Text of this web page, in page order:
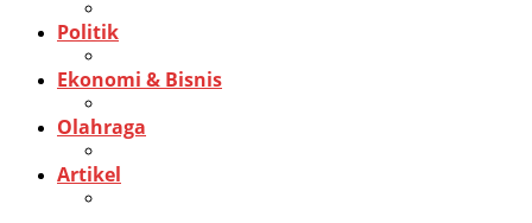
Politik
Ekonomi & Bisnis
Olahraga
Artikel